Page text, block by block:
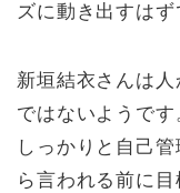
ズに動き出すはず
新垣結衣さんは
ではないようで
しっかりと自己
ら言われる前に